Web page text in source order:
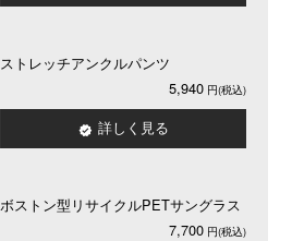
ストレッチアンクルパンツ
5,940
詳しく見る
ボストン型リサイクルPETサングラス
7,700